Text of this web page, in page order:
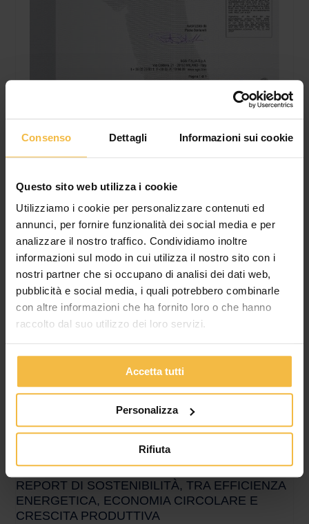
Consenso Dettagli Informazioni sui cookie
Questo sito web utilizza i cookie
Utilizziamo i cookie per personalizzare contenuti ed
annunci, per fornire funzionalità dei social media e per
analizzare il nostro traffico. Condividiamo inoltre
informazioni sul modo in cui utilizza il nostro sito con i
nostri partner che si occupano di analisi dei dati web,
pubblicità e social media, i quali potrebbero combinarle
con altre informazioni che ha fornito loro o che hanno
raccolto dal suo utilizzo dei loro servizi.
Accetta tutti
Personalizza
Rifiuta
Potrebbe Interessarti Anche..
CONSORZIO AGRARIO DI CREMONA:
PUBBLICATA LA TERZA EDIZIONE DEL
REPORT DI SOSTENIBILITÀ, TRA EFFICIENZA
ENERGETICA, ECONOMIA CIRCOLARE E
CRESCITA PRODUTTIVA